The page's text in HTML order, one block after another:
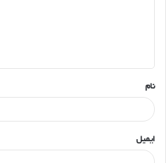
*
نام
ایمیل